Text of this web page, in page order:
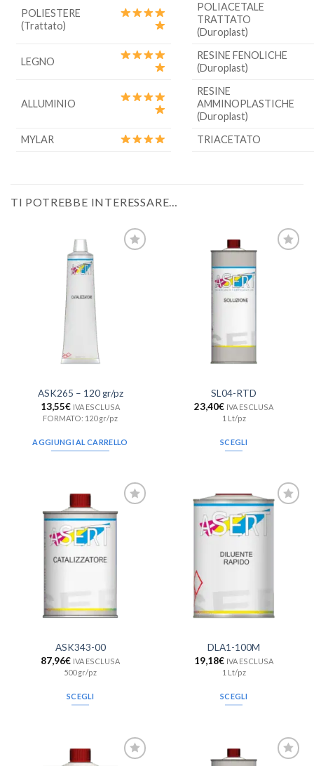
POLIESTERE
(Trattato)
POLIACETALE
TRATTATO
(Duroplast)
LEGNO
RESINE FENOLICHE
(Duroplast)
ALLUMINIO
RESINE
AMMINOPLASTICHE
(Duroplast)
MYLAR
TRIACETATO
TI POTREBBE INTERESSARE…
ASK265 – 120 gr/pz
13,55€ IVA ESCLUSA
FORMATO: 120 gr/pz
AGGIUNGI AL CARRELLO
SL04-RTD
23,40€ IVA ESCLUSA
1 Lt/pz
SCEGLI
Aggiungi
alla lista
ASK343-00
87,96€ IVA ESCLUSA
500 gr/pz
SCEGLI
Aggiungi
DLA1-100M
19,18€ IVA ESCLUSA
1 Lt/pz
SCEGLI